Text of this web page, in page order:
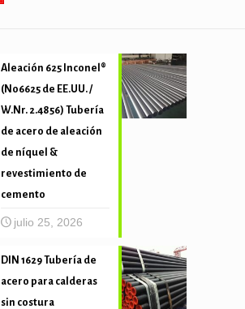
Aleación 625 Inconel®
(N06625 de EE.UU. /
W.Nr. 2.4856) Tubería
de acero de aleación
de níquel &
revestimiento de
cemento
julio 25, 2026
DIN 1629 Tubería de
acero para calderas
sin costura